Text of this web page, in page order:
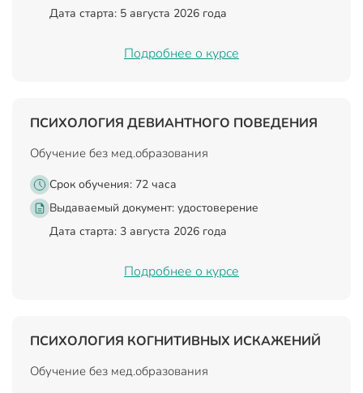
Дата старта: 5 августа 2026 года
Подробнее о курсе
ПСИХОЛОГИЯ ДЕВИАНТНОГО ПОВЕДЕНИЯ
Обучение без мед.образования
Срок обучения: 72 часа
Выдаваемый документ: удостоверение
Дата старта: 3 августа 2026 года
Подробнее о курсе
ПСИХОЛОГИЯ КОГНИТИВНЫХ ИСКАЖЕНИЙ
Обучение без мед.образования